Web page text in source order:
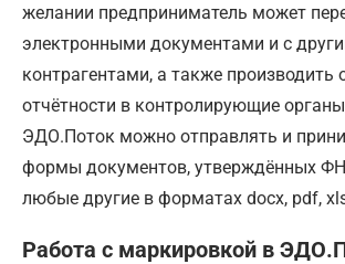
желании предприниматель может
электронными документами и с
контрагентами, а также производить
отчётности в контролирующие
ЭДО.Поток можно отправлять и
формы документов, утверждённых
любые другие в форматах docx, pdf,
Работа с маркировкой в